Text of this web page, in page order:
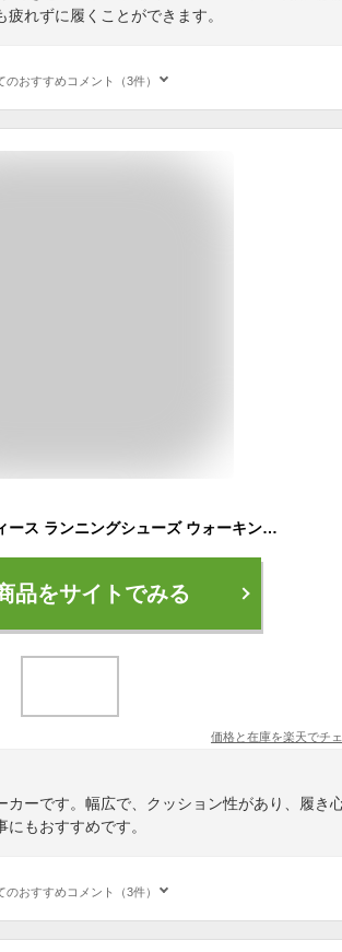
れずに履くことができます。
のおすすめコメント（3件）
ニューバランス レディース ランニングシューズ ウォーキングシューズ スニーカー 靴 おしゃれ New Balance
品をサイトでみる
価格と在庫を楽天でチ
カーです。幅広で、クッション性があり、履き
もおすすめです。
のおすすめコメント（3件）